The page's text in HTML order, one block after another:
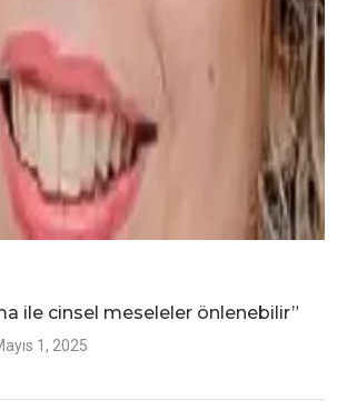
ile cinsel meseleler önlenebilir”
1, 2025